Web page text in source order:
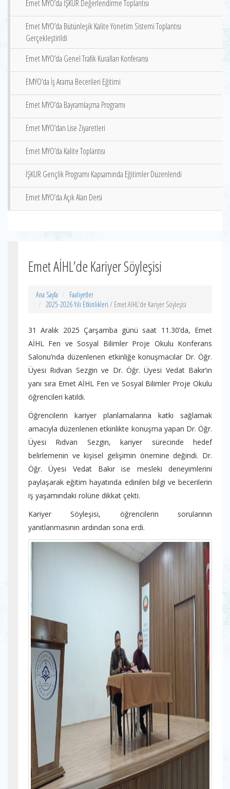
Emet MYO’da İŞKUR Değerlendirme Toplantısı
Emet MYO’da Bütünleşik Kalite Yönetim Sistemi Toplantısı
Gerçekleştirildi
Emet MYO’da Genel Trafik Kuralları Konferansı
EMYO’da İş Arama Becerileri Eğitimi
Emet MYO’da Bayramlaşma Programı
Emet MYO’dan Lise Ziyaretleri
Emet MYO’da Kalite Toplantısı
İŞKUR Gençlik Programı Kapsamında Eğitimler Düzenlendi
Emet MYO’da Açık Alan Dersi
Emet AİHL’de Kariyer Söyleşisi
Ana Sayfa
Faaliyetler
2025-2026 Yılı Etkinlikleri / Emet AİHL’de Kariyer Söyleşisi
31 Aralık 2025 Çarşamba günü saat 11.30’da, Emet
AİHL Fen ve Sosyal Bilimler Proje Okulu Konferans
Salonu’nda düzenlenen etkinliğe konuşmacılar Dr. Öğr.
Üyesi Rıdvan Sezgin ve Dr. Öğr. Üyesi Vedat Bakır’ın
yanı sıra Emet AİHL Fen ve Sosyal Bilimler Proje Okulu
öğrencileri katıldı.
Öğrencilerin kariyer planlamalarına katkı sağlamak
amacıyla düzenlenen etkinlikte konuşma yapan Dr. Öğr.
Üyesi Rıdvan Sezgin, kariyer sürecinde hedef
belirlemenin ve kişisel gelişimin önemine değindi. Dr.
Öğr. Üyesi Vedat Bakır ise mesleki deneyimlerini
paylaşarak eğitim hayatında edinilen bilgi ve becerilerin
iş yaşamındaki rolüne dikkat çekti.
Kariyer Söyleşisi, öğrencilerin sorularının
yanıtlanmasının ardından sona erdi.